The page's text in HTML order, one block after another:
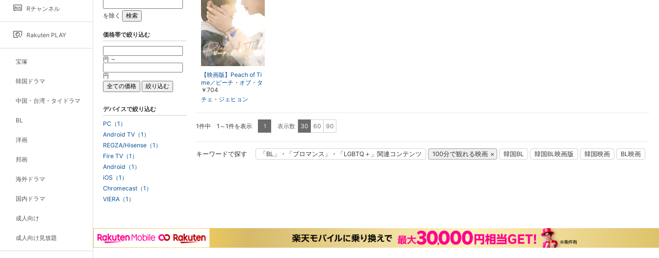
Rチャンネル
Rakuten PLAY
宝塚
韓国ドラマ
中国・台湾・タイドラマ
BL
洋画
邦画
海外ドラマ
国内ドラマ
成人向け
成人向け見放題
【映画版】Peach of Ti
me／ピーチ・オブ・タ
イム
￥704
チェ・ジェヒョン
1件中 1～1件を表示 1 表示数 30 60 90
キーワードで探す 「BL」・「ブロマンス」・「LGBTQ＋」関連コンテンツ 100分で観れる映画 韓国BL 韓国BL映画版 韓国映画 BL映画
を除く
価格帯で絞り込む
円 ～
円
デバイスで絞り込む
PC（1）
Android TV（1）
REGZA/Hisense（1）
Fire TV（1）
Android（1）
iOS（1）
Chromecast（1）
VIERA（1）